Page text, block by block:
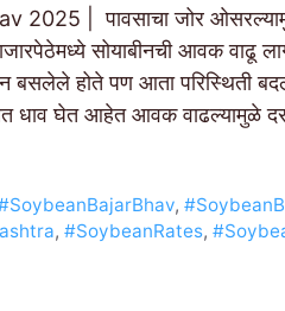
2025 | पावसाचा जोर
सोयाबीनची आवक वाढू
बसलेले होते पण आता परिस्थिती
धाव घेत आहेत आवक वाढल्यामुळे
,
, #SoybeanRates,